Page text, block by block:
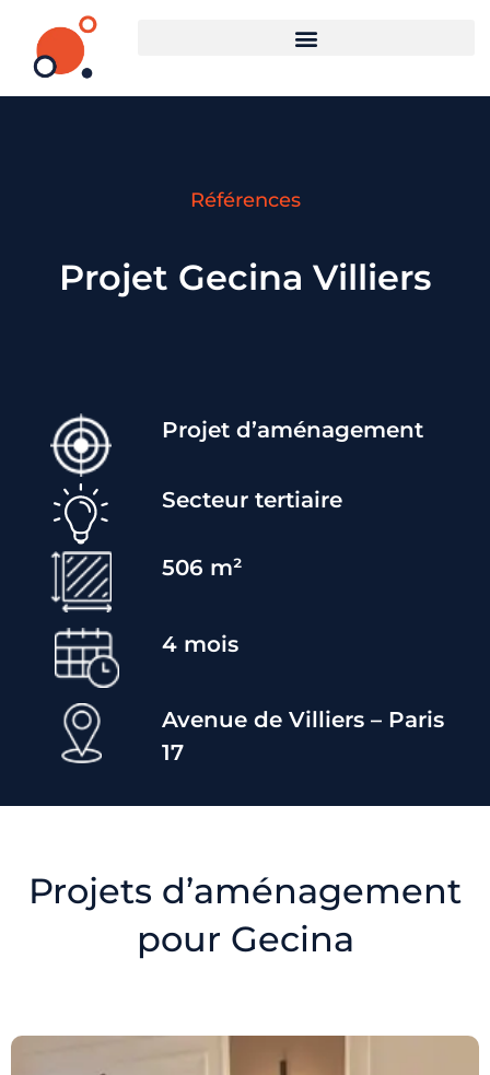
Références
Projet Gecina Villiers
Projet d’aménagement
Secteurtertiaire
506 m²
4 mois
Avenue de Villiers – Paris
17
Projets d’aménagement
pour Gecina